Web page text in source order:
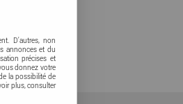
D'autres, non
annonces et du
précises et
donnez votre
la possibilité de
plus, consulter